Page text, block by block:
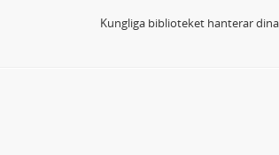
Kungliga biblioteket hanterar